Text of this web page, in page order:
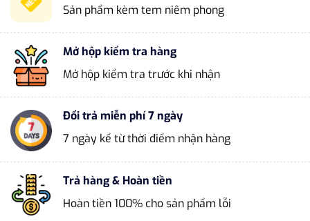
Sản phẩm kèm tem niêm phong
Mở hộp kiểm tra hàng
Mở hộp kiểm tra trước khi nhận
Đổi trả miễn phí 7 ngày
7 ngày kể từ thời điểm nhận hàng
Trả hàng & Hoàn tiền
Hoàn tiền 100% cho sản phẩm lỗi